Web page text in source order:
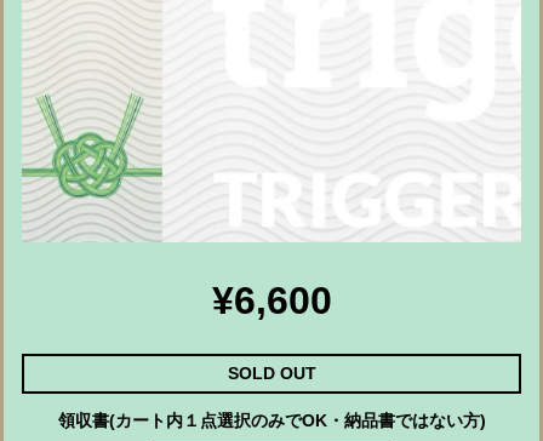
¥6,600
SOLD OUT
領収書(カート内１点選択のみでOK・納品書ではない方)